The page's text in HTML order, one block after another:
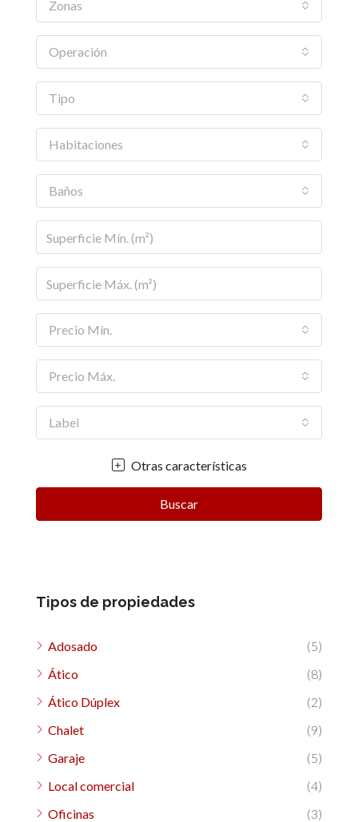
Zonas
Operación
Tipo
Habitaciones
Baños
Precio Mín.
Precio Máx.
Label
Otras características
Buscar
Tipos de propiedades
Adosado
(5)
Ático
(8)
Ático Dúplex
(2)
Chalet
(9)
Garaje
(5)
Local comercial
(4)
Oficinas
(3)